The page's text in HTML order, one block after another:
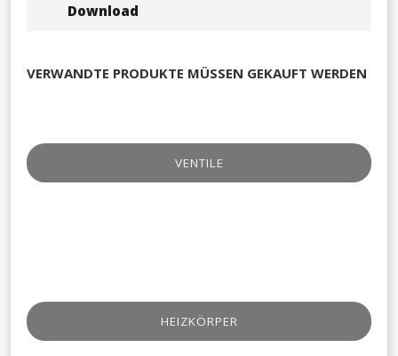
Download
VERWANDTE PRODUKTE MÜSSEN GEKAUFT WERDEN
VENTILE​
HEIZKÖRPER